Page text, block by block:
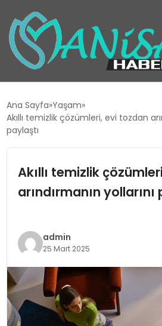
EĞITIM
GÜNDEM
SIYASET
SPOR
TEKNOLOJI
Ana Sayfa Yaşam
Akıllı temizlik çözümleri, evi tozdan
paylaştı
Akıllı temizlik
arındırmanın yollarını
admin
25 Mart 2025